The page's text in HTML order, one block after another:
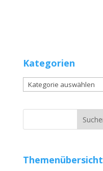
Kategorien
Kategorien
Themenübersicht